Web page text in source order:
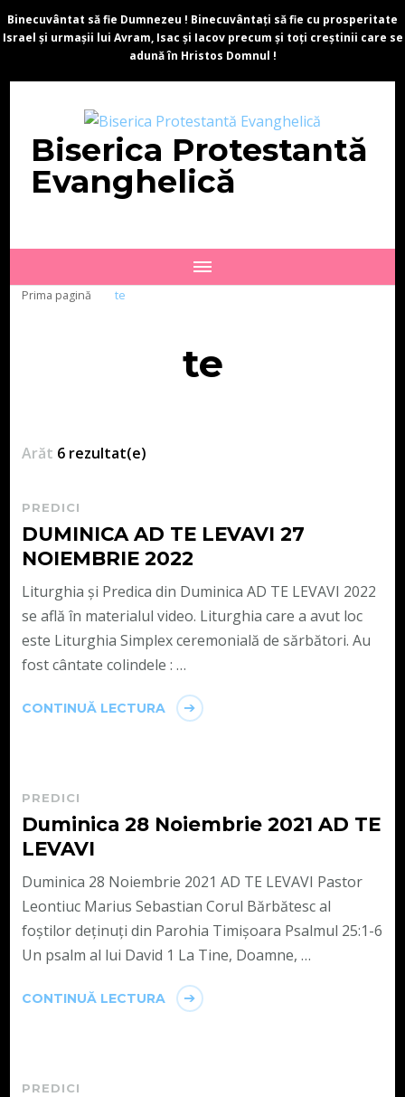
Binecuvântat să fie Dumnezeu ! Binecuvântați să fie cu prosperitate
Israel și urmașii lui Avram, Isac și Iacov precum și toți creștinii care se
adună în Hristos Domnul !
Biserica Protestantă
Evanghelică
Prima pagină te
te
Arăt 6 rezultat(e)
PREDICI
DUMINICA AD TE LEVAVI 27
NOIEMBRIE 2022
Liturghia și Predica din Duminica AD TE LEVAVI 2022
se află în materialul video. Liturghia care a avut loc
este Liturghia Simplex ceremonială de sărbători. Au
fost cântate colindele : …
CONTINUĂ LECTURA
PREDICI
Duminica 28 Noiembrie 2021 AD TE
LEVAVI
Duminica 28 Noiembrie 2021 AD TE LEVAVI Pastor
Leontiuc Marius Sebastian Corul Bărbătesc al
foștilor deținuți din Parohia Timișoara Psalmul 25:1-6
Un psalm al lui David 1 La Tine, Doamne, …
CONTINUĂ LECTURA
PREDICI